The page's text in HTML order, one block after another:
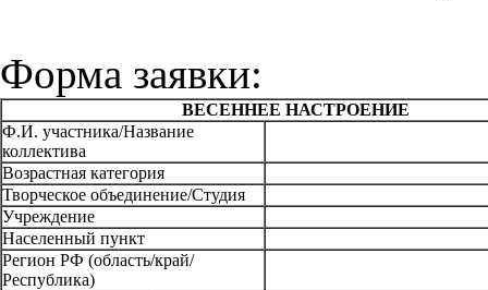
Форма заявки:
ВЕСЕННЕЕ НАСТРОЕНИЕ
Ф.И. участника/Название
коллектива
Возрастная категория
Творческое объединение/Студия
Учреждение
Населенный пункт
Регион РФ (область/край/
Республика)